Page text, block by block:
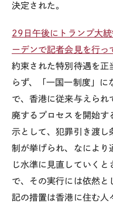
決定された。
29 日午後にトランプ大
ーデンで記者会見を行っ
約束された特別待遇を正
らず、「一国一制度」に
で、香港に従来与えられ
廃するプロセスを開始す
示として、犯罪引き渡し
制が挙げられ、なにより
じ水準に見直していくと
で、その実行には依然と
記の措置は香港に住む人